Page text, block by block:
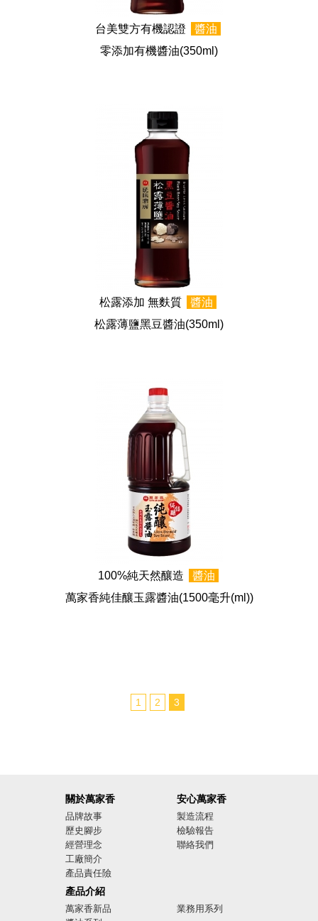
台美雙方有機認證
醬油
零添加有機醬油(350ml)
松露添加 無麩質
醬油
松露薄鹽黑豆醬油(350ml)
100%純天然釀造
醬油
萬家香純佳釀玉露醬油(1500毫升(ml))
1 2 3
關於萬家香
品牌故事
歷史腳步
經營理念
工廠簡介
產品責任險
廣告影音
產品介紹
萬家香新品
業務用系列
安心萬家香
製造流程
檢驗報告
聯絡我們